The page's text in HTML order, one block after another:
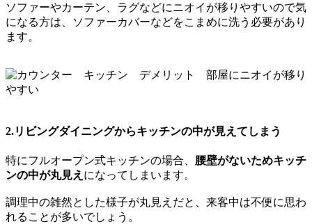
ソファーやカーテン、ラグなどにニオイが移りやすいので気
になる方は、ソファーカバーなどをこまめに洗う必要があり
ます。
2.リビングダイニングからキッチンの中が見えてしまう
特にフルオープン式キッチンの場合、 腰壁がないためキッチ
ンの中が丸見え になってしまいます。
調理中の雑然とした様子が丸見えだと、来客中は不便に思わ
れることが多いでしょう。